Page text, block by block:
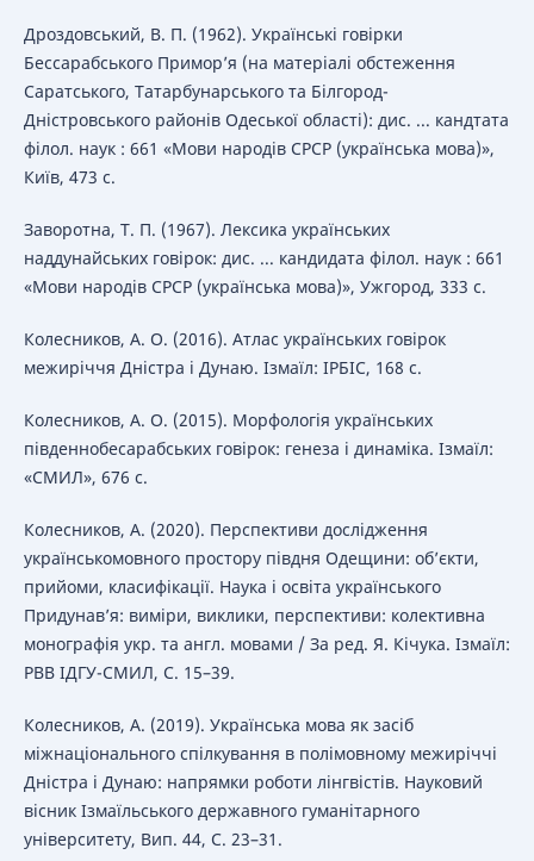
Дроздовський, В. П. (1962). Українські говірки
Бессарабського Примор’я (на матеріалі обстеження
Саратського, Татарбунарського та Білгород-
Дністровського районів Одеської області): дис. ... кандтата
філол. наук : 661 «Мови народів СРСР (українська мова)»,
Київ, 473 с.
Заворотна, Т. П. (1967). Лексика українських
наддунайських говірок: дис. ... кандидата філол. наук : 661
«Мови народів СРСР (українська мова)», Ужгород, 333 с.
Колесников, А. О. (2016). Атлас українських говірок
межиріччя Дністра і Дунаю. Ізмаїл: ІРБІС, 168 с.
Колесников, А. О. (2015). Морфологія українських
південнобесарабських говірок: генеза і динаміка. Ізмаїл:
«СМИЛ», 676 с.
Колесников, А. (2020). Перспективи дослідження
українськомовного простору півдня Одещини: об’єкти,
прийоми, класифікації. Наука і освіта українського
Придунавʼя: виміри, виклики, перспективи: колективна
монографія укр. та англ. мовами / За ред. Я. Кічука. Ізмаїл:
РВВ ІДГУ-СМИЛ, С. 15–39.
Колесников, А. (2019). Українська мова як засіб
міжнаціонального спілкування в полімовному межиріччі
Дністра і Дунаю: напрямки роботи лінгвістів. Науковий
вісник Ізмаїльського державного гуманітарного
університету, Вип. 44, С. 23–31.